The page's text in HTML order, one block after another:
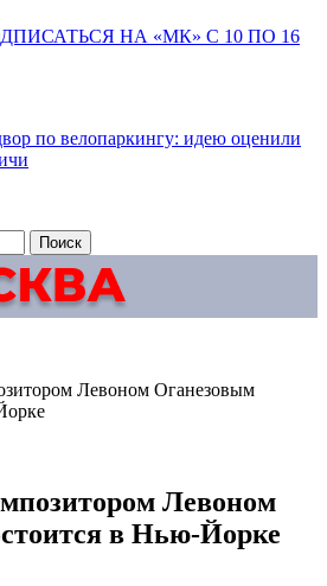
НА «МК» С 10 ПО 16
по велопаркингу: идею оценили
Левоном Оганезовым
Левоном
в Нью-Йорке